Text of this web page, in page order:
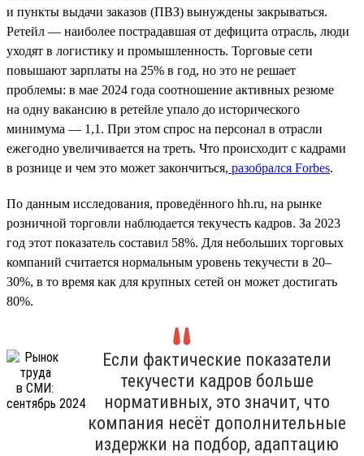
и пункты выдачи заказов (ПВЗ) вынуждены закрываться.
Ретейл — наиболее пострадавшая от дефицита отрасль, люди
уходят в логистику и промышленность. Торговые сети
повышают зарплаты на 25% в год, но это не решает
проблемы: в мае 2024 года соотношение активных резюме
на одну вакансию в ретейле упало до исторического
минимума — 1,1. При этом спрос на персонал в отрасли
ежегодно увеличивается на треть. Что происходит с кадрами
в рознице и чем это может закончиться, разобрался Forbes.
По данным исследования, проведённого hh.ru, на рынке
розничной торговли наблюдается текучесть кадров. За 2023
год этот показатель составил 58%. Для небольших торговых
компаний считается нормальным уровень текучести в 20–
30%, в то время как для крупных сетей он может достигать
80%.
Если фактические показатели
текучести кадров больше
нормативных, это значит, что
компания несёт дополнительные
издержки на подбор, адаптацию